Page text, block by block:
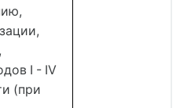
I - IV
(при